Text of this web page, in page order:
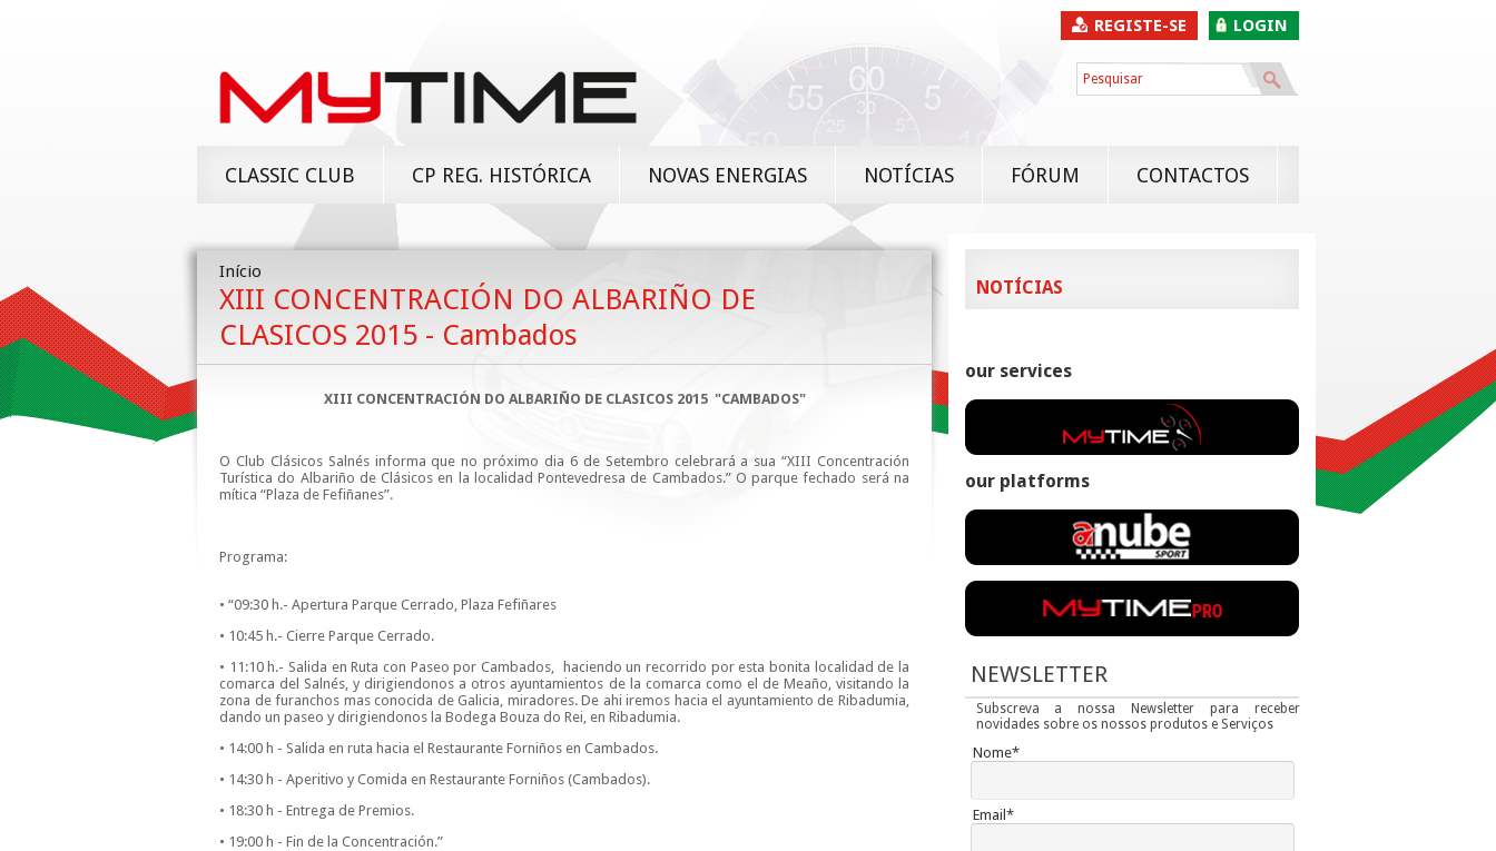
LOGIN
REGISTE-SE
CLASSIC CLUB CP REG. HISTÓRICA NOVAS ENERGIAS NOTÍCIAS FÓRUM CONTACTOS
Início
XIII CONCENTRACIÓN DO ALBARIÑO DE
CLASICOS 2015 - Cambados
XIII CONCENTRACIÓN DO ALBARIÑO DE CLASICOS 2015 "CAMBADOS"
O Club Clásicos Salnés informa que no próximo dia 6 de Setembro celebrará a sua “XIII Concentración
Turística do Albariño de Clásicos en la localidad Pontevedresa de Cambados.” O parque fechado será na
mítica “Plaza de Fefiñanes”.
Programa:
• “09:30 h.- Apertura Parque Cerrado, Plaza Fefiñares
• 10:45 h.- Cierre Parque Cerrado.
• 11:10 h.- Salida en Ruta con Paseo por Cambados, haciendo un recorrido por esta bonita localidad de la
comarca del Salnés, y dirigiendonos a otros ayuntamientos de la comarca como el de Meaño, visitando la
zona de furanchos mas conocida de Galicia, miradores. De ahi iremos hacia el ayuntamiento de Ribadumia,
dando un paseo y dirigiendonos la Bodega Bouza do Rei, en Ribadumia.
• 14:00 h - Salida en ruta hacia el Restaurante Forniños en Cambados.
• 14:30 h - Aperitivo y Comida en Restaurante Forniños (Cambados).
• 18:30 h - Entrega de Premios.
• 19:00 h - Fin de la Concentración.”
NOTÍCIAS
our services
our platforms
NEWSLETTER
Subscreva a nossa Newsletter para receber
novidades sobre os nossos produtos e Serviços
Nome*
Email*